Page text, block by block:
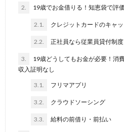
2. 19歳でお金借りる！知恵袋で評
2.1. クレジットカードのキャ
2.2. 正社員なら従業員貸付制
3.
19歳どうしてもお金が必要！消
収入証明なし
3.1. フリマアプリ
3.2. クラウドソーシング
3.3. 給料の前借り・前払い